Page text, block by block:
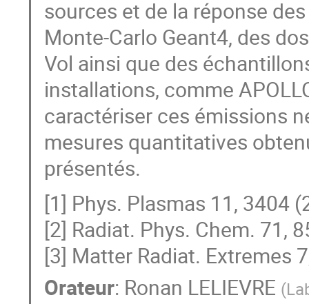
sources et de la réponse
Monte-Carlo Geant4, des
Vol ainsi que des
installations, comme
caractériser ces émissions
mesures quantitatives
présentés.
[1] Phys. Plasmas 11, 3404
[2] Radiat. Phys. Chem. 71,
[3] Matter Radiat. Extremes
Orateur: Ronan LELIEVRE (